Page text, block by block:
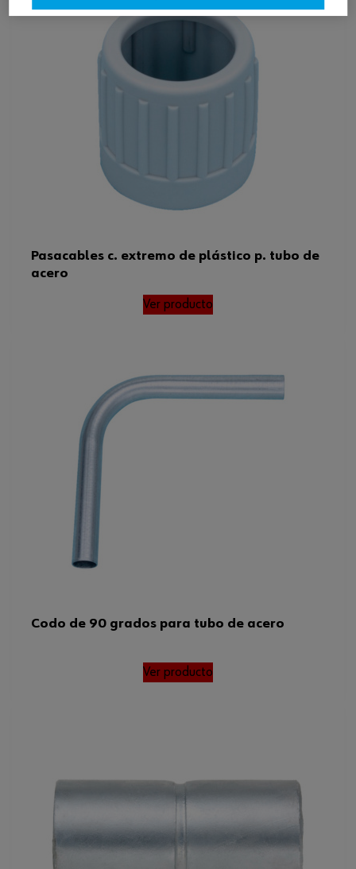
Pasacables c. extremo de plástico p. tubo de
acero
Ver producto
Codo de 90 grados para tubo de acero
Ver producto